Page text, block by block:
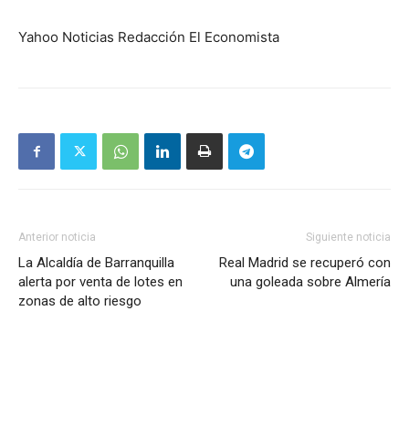
Yahoo Noticias Redacción El Economista
Anterior noticia
La Alcaldía de Barranquilla
alerta por venta de lotes en
zonas de alto riesgo
Siguiente noticia
Real Madrid se recuperó con
una goleada sobre Almería